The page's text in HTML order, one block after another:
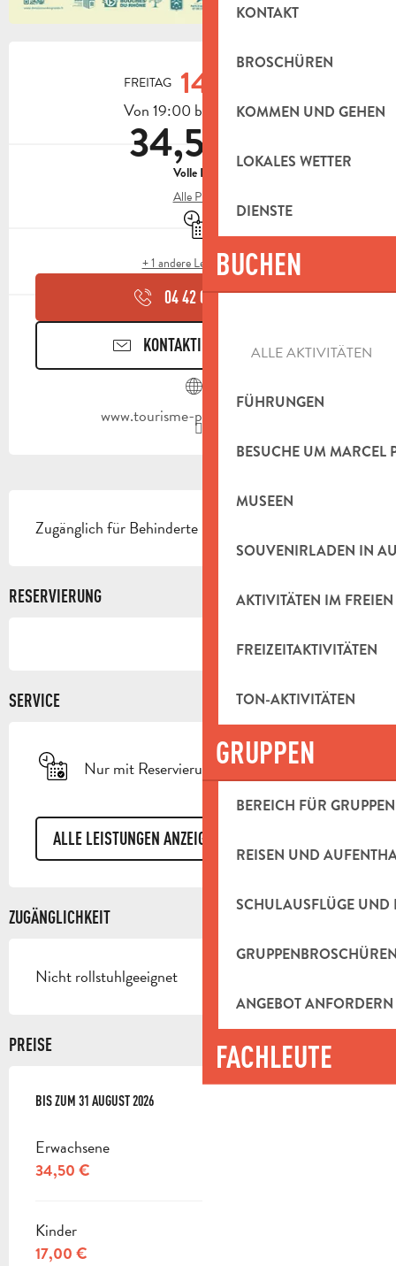
KONTAKT
BROSCHÜREN
KOMMEN UND GEHEN
LOKALES WETTER
DIENSTE
BUCHEN
ALLE AKTIVITÄTEN
FÜHRUNGEN
BESUCHE UM MARCEL
MUSEEN
SOUVENIRLADEN IN
AKTIVITÄTEN IM FREIEN
FREIZEITAKTIVITÄTEN
TON-AKTIVITÄTEN
GRUPPEN
BEREICH FÜR GRUPPEN
REISEN UND
SCHULAUSFLÜGE UND
ANGEBOT ANFORDERN
FACHLEUTE
ÖFFNUNGSZEITEN &
FREITAG 14.
Von 19:00 bis zu 23:30
34,50 €
Volle Preis
Alle Preise
Nur mit Reservierung
+ 1 andere Leistung(en)
04 42 03 49▒▒
KONTAKTIEREN SIE UNS
www.tourisme-paysdaubagne.fr
Zugänglich für Behinderte
RESERVIERUNG
SERVICE
Nur mit Reservierung
ALLE LEISTUNGEN ANZEIGEN
ZUGÄNGLICHKEIT
Nicht rollstuhlgeeignet
PREISE
AB1 JULI 2026BIS ZUM31 AUGUST 2026
BIS ZUM 31 AUGUST 2026
Erwachsene
34,50 €
Kinder
17,00 €